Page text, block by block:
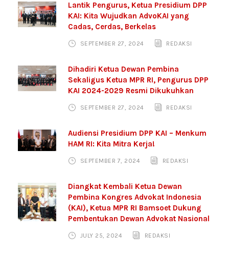
Lantik Pengurus, Ketua Presidium DPP
KAI: Kita Wujudkan AdvoKAI yang
Cadas, Cerdas, Berkelas
SEPTEMBER 27, 2024 REDAKSI
Dihadiri Ketua Dewan Pembina
Sekaligus Ketua MPR RI, Pengurus DPP
KAI 2024-2029 Resmi Dikukuhkan
SEPTEMBER 27, 2024 REDAKSI
Audiensi Presidium DPP KAI – Menkum
HAM RI: Kita Mitra Kerja!
SEPTEMBER 7, 2024 REDAKSI
Diangkat Kembali Ketua Dewan
Pembina Kongres Advokat Indonesia
(KAI), Ketua MPR RI Bamsoet Dukung
Pembentukan Dewan Advokat Nasional
JULY 25, 2024 REDAKSI